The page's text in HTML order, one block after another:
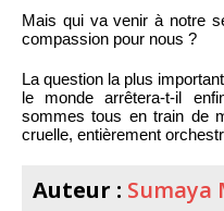
Mais qui va venir à notre
compassion pour nous ?
La question la plus
le monde arrêtera-t-il
sommes tous en train de
cruelle, entièrement
Auteur : Sumaya